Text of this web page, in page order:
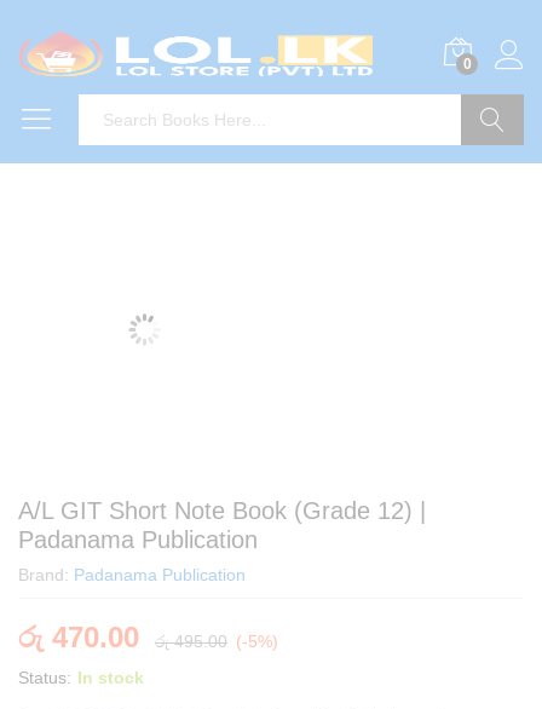
0
A/L GIT Short Note Book (Grade 12) |
Padanama Publication
Brand: Padanama Publication
රු 470.00 රු495.00 (-5%)
Status: In stock